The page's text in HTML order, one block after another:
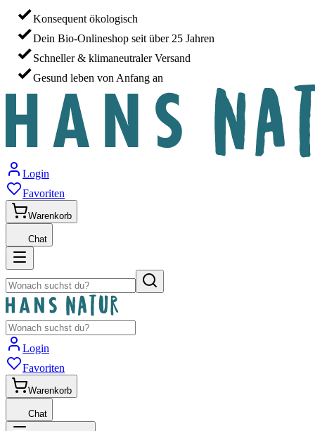
Konsequent ökologisch
Dein Bio-Onlineshop seit über 25 Jahren
Schneller & klimaneutraler Versand
Gesund leben von Anfang an
Login
Favoriten
Warenkorb
Chat
Login
Favoriten
Warenkorb
Chat